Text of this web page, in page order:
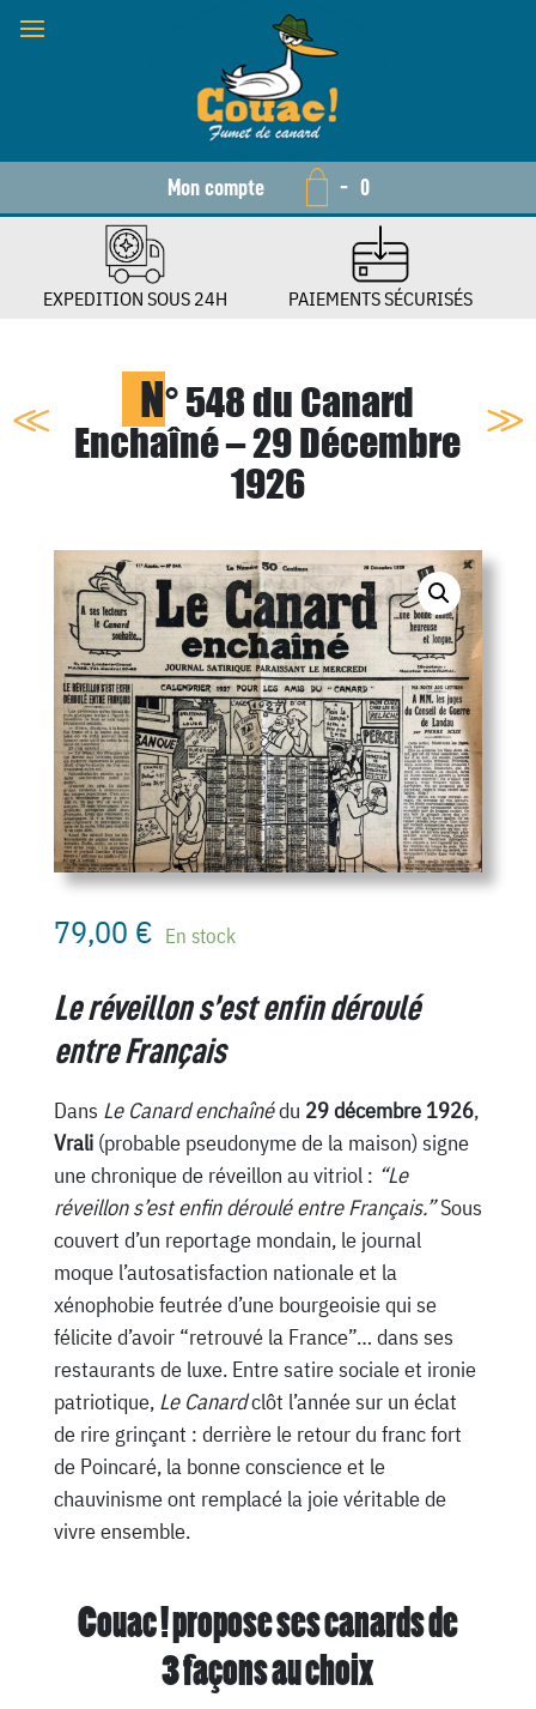
Mon compte - 0
EXPEDITION SOUS 24H PAIEMENTS SÉCURISÉS
N° 548 du Canard
Enchaîné – 29 Décembre
1926
79,00 € En stock
Le réveillon s’est enfin déroulé
entre Français
Dans Le Canard enchaînédu 29 décembre 1926,
Vrali(probable pseudonyme de la maison) signe
une chronique de réveillon au vitriol : “Le
réveillon s’est enfin déroulé entre Français.”Sous
couvert d’un reportage mondain, le journal
moque l’autosatisfaction nationale et la
xénophobie feutrée d’une bourgeoisie qui se
félicite d’avoir “retrouvé la France”… dans ses
restaurants de luxe. Entre satire sociale et ironie
patriotique, Le Canardclôt l’année sur un éclat
de rire grinçant : derrière le retour du franc fort
de Poincaré, la bonne conscience et le
chauvinisme ont remplacé la joie véritable de
vivre ensemble.
Couac ! propose ses canards de
3 façons au choix